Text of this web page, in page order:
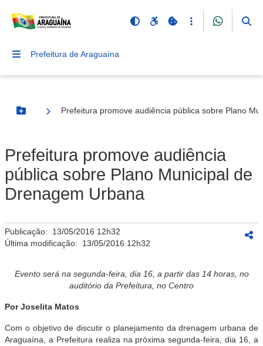
Prefeitura de Araguaína
Botão Menu
Prefeitura promove audiência pública sobre Plano
Prefeitura promove audiência
pública sobre Plano Municipal de
Drenagem Urbana
Publicação: 13/05/2016 12h32
Última modificação: 13/05/2016 12h32
Evento será na segunda-feira, dia 16, a partir das 14 horas, no
auditório da Prefeitura, no Centro
Por Joselita Matos
Com o objetivo de discutir o planejamento da drenagem urbana de
Araguaína, a Prefeitura realiza na próxima segunda-feira, dia 16, a